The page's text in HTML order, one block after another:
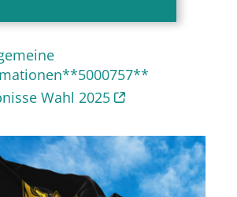
Wahl 2025